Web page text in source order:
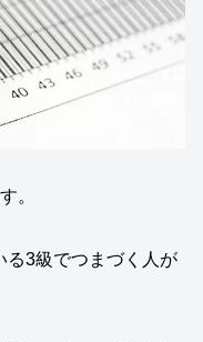
。
る3級でつまづく人が